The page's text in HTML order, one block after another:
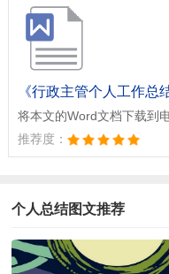
《行政主管个人工作总
将本文的Word文档下载到
推荐度：
个人总结图文推荐